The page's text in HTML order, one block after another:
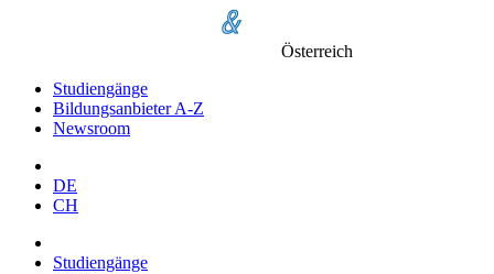
Österreich
Studiengänge
Bildungsanbieter A-Z
Newsroom
DE
CH
Studiengänge